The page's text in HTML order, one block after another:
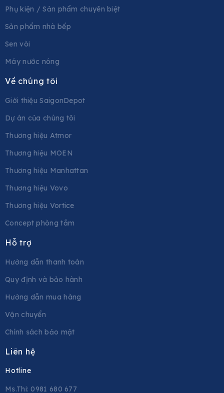
Phụ kiện / Sản phẩm chuyên biệt
Sản phẩm nhà bếp
Sen vòi
Máy nước nóng
Về chúng tôi
Giới thiệu SaigonDepot
Dự án của chúng tôi
Thương hiệu Atmor
Thương hiệu MOEN
Thương hiệu Manhattan
Thương hiệu Vovo
Thương hiệu Vortice
Concept phòng tắm
Hỗ trợ
Hướng dẫn thanh toán
Quy định và bảo hành
Hướng dẫn mua hàng
Vận chuyển
Chính sách bảo mật
Liên hệ
Hotline
Ms.Thi: 0981 680 677